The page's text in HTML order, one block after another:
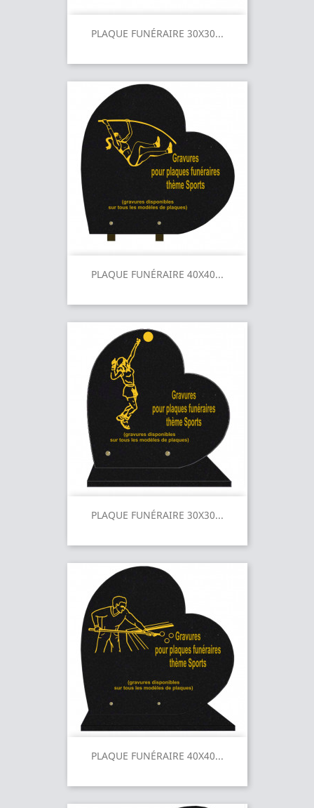
PLAQUE FUNÉRAIRE 30X30...
PLAQUE FUNÉRAIRE 40X40...
PLAQUE FUNÉRAIRE 30X30...
PLAQUE FUNÉRAIRE 40X40...